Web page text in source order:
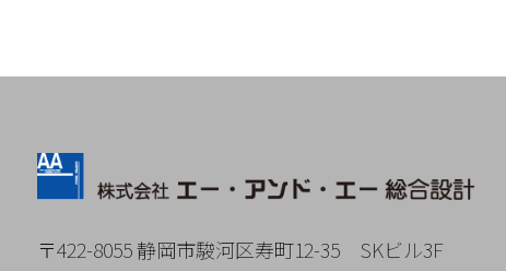
シ
〒422-8055 静岡市駿河区寿町12-35 SKビル3F